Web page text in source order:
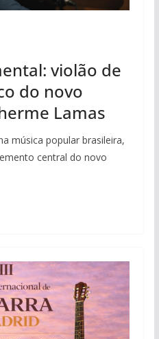
violão de
do novo
Lamas
música popular brasileira,
central do novo